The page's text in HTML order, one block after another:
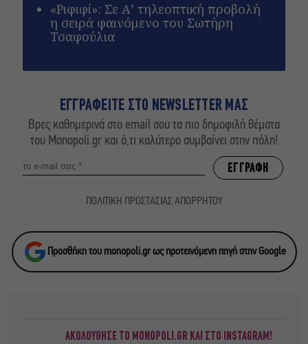
«Ριφιφί»: Σε Α’ τηλεοπτική προβολή
η σειρά φαινόμενο του Σωτήρη
Τσαφούλια
ΕΓΓΡΑΦΕΙΤΕ ΣΤΟ NEWSLETTER ΜΑΣ
Βρες καθημερινά στο email σου τα πιο δημοφιλή θέματα
του Monopoli.gr και ό,τι καλύτερο συμβαίνει στην πόλη!
ΠΟΛΙΤΙΚΗ ΠΡΟΣΤΑΣΙΑΣ ΑΠΟΡΡΗΤΟΥ
Προσθήκη του monopoli.gr ως προτεινόμενη πηγή στην Google
ΑΚΟΛΟΥΘΗΣΕ ΤΟ MONOPOLI.GR ΚΑΙ ΣΤΟ INSTAGRAM!